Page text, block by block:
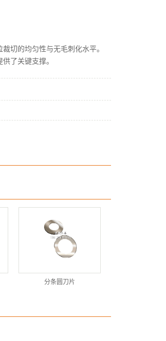
切的均匀性与无毛刺化水平。
了关键支撑。
分条圆刀片